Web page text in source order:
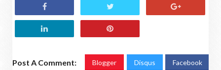
Post A Comment: Blogger Disqus Facebook